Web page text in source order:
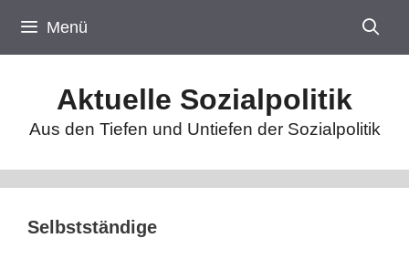
Inhalt
springen
Menü
Aktuelle Sozialpolitik
Aus den Tiefen und Untiefen der Sozialpolitik
Selbstständige